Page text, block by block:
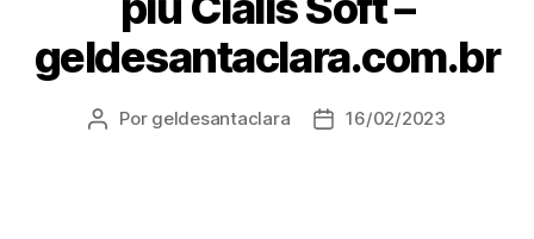
geldesantaclara.com.br
Autor
Por geldesantaclara
Data16/02/2023